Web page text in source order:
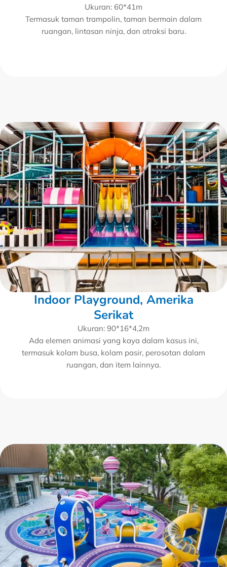
Ukuran: 60*41m
Termasuk taman trampolin, taman bermain dalam
ruangan, lintasan ninja, dan atraksi baru.
Indoor Playground, Amerika
Serikat
Ukuran: 90*16*4,2m
Ada elemen animasi yang kaya dalam kasus ini,
termasuk kolam busa, kolam pasir, perosotan dalam
ruangan, dan item lainnya.